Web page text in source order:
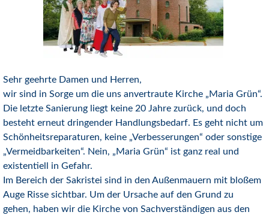
Sehr geehrte Damen und Herren,
wir sind in Sorge um die uns anvertraute Kirche „Maria Grün“.
Die letzte Sanierung liegt keine 20 Jahre zurück, und doch
besteht erneut dringender Handlungsbedarf. Es geht nicht um
Schönheitsreparaturen, keine „Verbesserungen“ oder sonstige
„Vermeidbarkeiten“. Nein, „Maria Grün“ ist ganz real und
existentiell in Gefahr.
Im Bereich der Sakristei sind in den Außenmauern mit bloßem
Auge Risse sichtbar. Um der Ursache auf den Grund zu
gehen, haben wir die Kirche von Sachverständigen aus den